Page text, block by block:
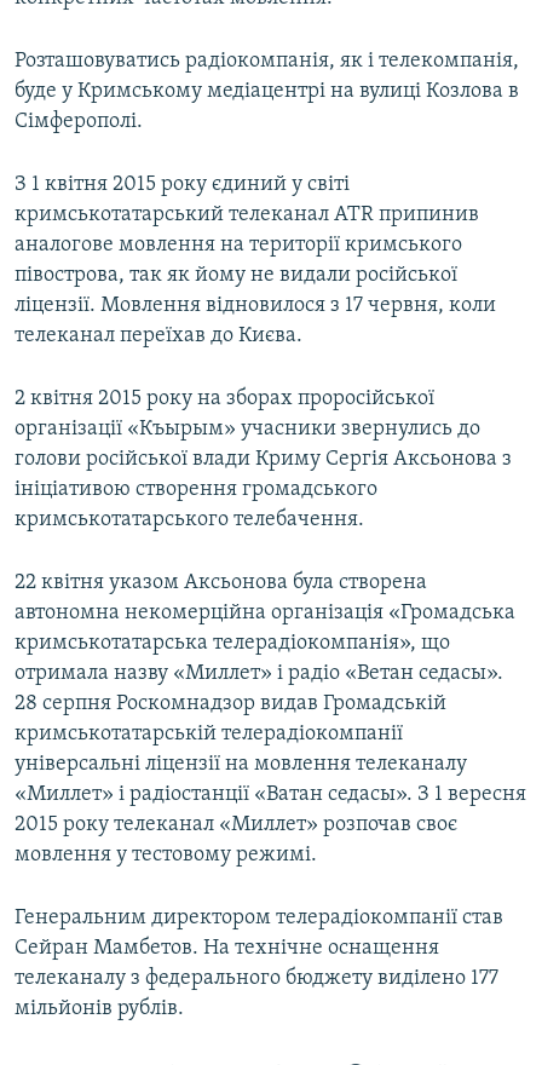
Розташовуватись радіокомпанія, як і телекомпанія,
буде у Кримському медіацентрі на вулиці Козлова в
Сімферополі.
З 1 квітня 2015 року єдиний у світі
кримськотатарський телеканал ATR припинив
аналогове мовлення на території кримського
півострова, так як йому не видали російської
ліцензії. Мовлення відновилося з 17 червня, коли
телеканал переїхав до Києва.
2 квітня 2015 року на зборах проросійської
організації «Къырым» учасники звернулись до
голови російської влади Криму Сергія Аксьонова з
ініціативою створення громадського
кримськотатарського телебачення.
22 квітня указом Аксьонова була створена
автономна некомерційна організація «Громадська
кримськотатарська телерадіокомпанія», що
отримала назву «Миллет» і радіо «Ветан седасы».
28 серпня Роскомнадзор видав Громадській
кримськотатарській телерадіокомпанії
універсальні ліцензії на мовлення телеканалу
«Миллет» і радіостанції «Ватан седасы». З 1 вересня
2015 року телеканал «Миллет» розпочав своє
мовлення у тестовому режимі.
Генеральним директором телерадіокомпанії став
Сейран Мамбетов. На технічне оснащення
телеканалу з федерального бюджету виділено 177
мільйонів рублів.